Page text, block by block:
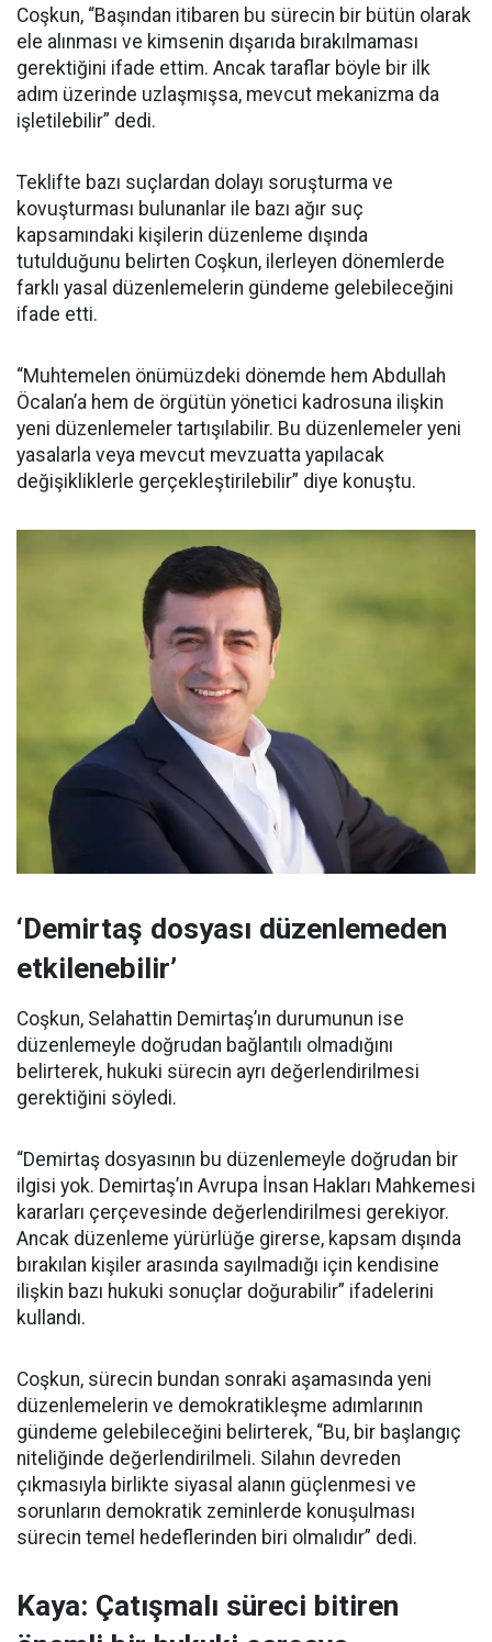
Coşkun, “Başından itibaren bu sürecin bir bütün olarak
ele alınması ve kimsenin dışarıda bırakılmaması
gerektiğini ifade ettim. Ancak taraflar böyle bir ilk
adım üzerinde uzlaşmışsa, mevcut mekanizma da
işletilebilir” dedi.
Teklifte bazı suçlardan dolayı soruşturma ve
kovuşturması bulunanlar ile bazı ağır suç
kapsamındaki kişilerin düzenleme dışında
tutulduğunu belirten Coşkun, ilerleyen dönemlerde
farklı yasal düzenlemelerin gündeme gelebileceğini
ifade etti.
“Muhtemelen önümüzdeki dönemde hem Abdullah
Öcalan’a hem de örgütün yönetici kadrosuna ilişkin
yeni düzenlemeler tartışılabilir. Bu düzenlemeler yeni
yasalarla veya mevcut mevzuatta yapılacak
değişikliklerle gerçekleştirilebilir” diye konuştu.
‘Demirtaş dosyası düzenlemeden
etkilenebilir’
Coşkun, Selahattin Demirtaş’ın durumunun ise
düzenlemeyle doğrudan bağlantılı olmadığını
belirterek, hukuki sürecin ayrı değerlendirilmesi
gerektiğini söyledi.
“Demirtaş dosyasının bu düzenlemeyle doğrudan bir
ilgisi yok. Demirtaş’ın Avrupa İnsan Hakları Mahkemesi
kararları çerçevesinde değerlendirilmesi gerekiyor.
Ancak düzenleme yürürlüğe girerse, kapsam dışında
bırakılan kişiler arasında sayılmadığı için kendisine
ilişkin bazı hukuki sonuçlar doğurabilir” ifadelerini
kullandı.
Coşkun, sürecin bundan sonraki aşamasında yeni
düzenlemelerin ve demokratikleşme adımlarının
gündeme gelebileceğini belirterek, “Bu, bir başlangıç
niteliğinde değerlendirilmeli. Silahın devreden
çıkmasıyla birlikte siyasal alanın güçlenmesi ve
sorunların demokratik zeminlerde konuşulması
sürecin temel hedeflerinden biri olmalıdır” dedi.
Kaya: Çatışmalı süreci bitiren